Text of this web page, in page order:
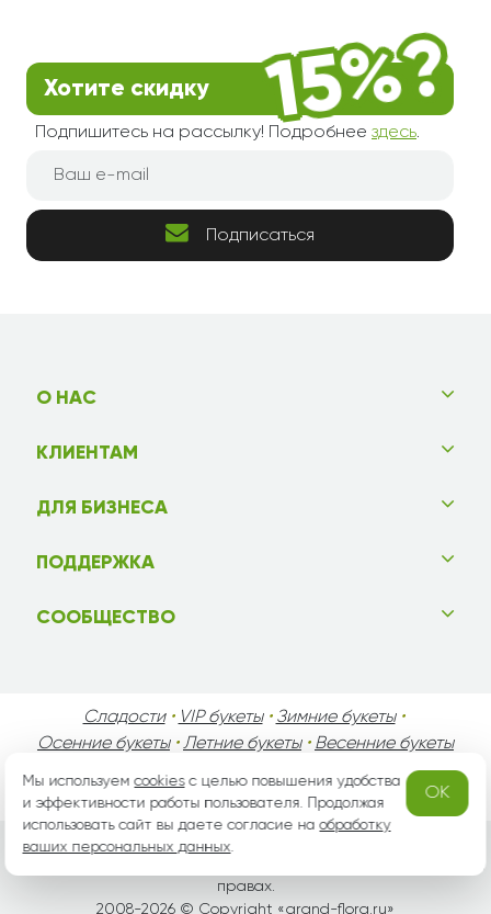
Хотите скидку
Подпишитесь на рассылку! Подробнее здесь.
Подписаться
О НАС
КЛИЕНТАМ
ДЛЯ БИЗНЕСА
ПОДДЕРЖКА
СООБЩЕСТВО
Сладости• VIP букеты• Зимние букеты•
Осенние букеты•Летние букеты• Весенние букеты
•
День Мужчин•Праздники!
правах.
2008-2026 © Copyright «grand-flora.ru»
Мы используемcookiesс целью повышения удобства
и эффективности работы пользователя. Продолжая
использовать сайт вы даете согласие наобработку
ваших персональных данных.
OK